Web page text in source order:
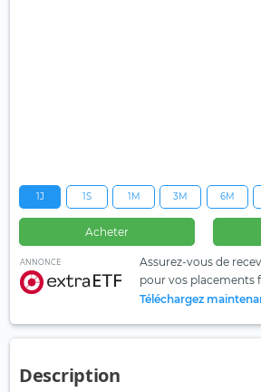
1J 1S 1M 3M 6M
Acheter
ANNONCE
Assurez-vous de
pour vos placements
Téléchargez
Description